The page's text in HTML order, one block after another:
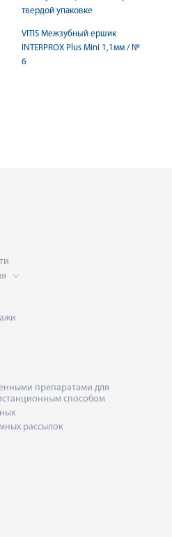
твердой упаковке
VITIS Межзубный ершик
INTERPROX Plus Mini 1,1мм / №
6
препаратами для
способом
рассылок